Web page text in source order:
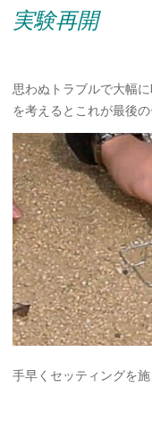
実験再開
思わぬトラブルで大幅
を考えるとこれが最後の
手早くセッティングを施